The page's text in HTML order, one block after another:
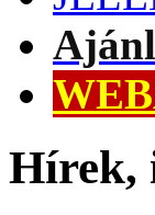
Hírek,